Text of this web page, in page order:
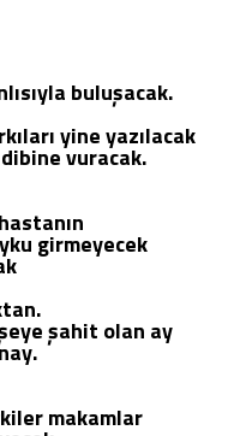
buluşacak.
yine yazılacak
vuracak.
girmeyecek
şahit olan ay
makamlar